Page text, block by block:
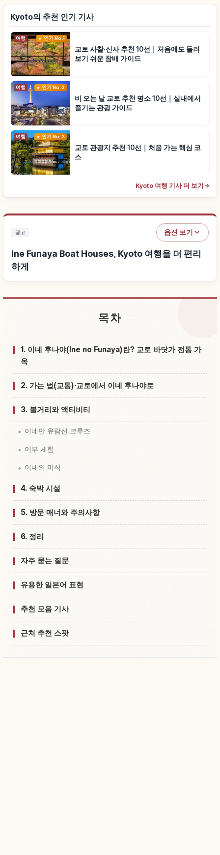
Kyoto의 추천 인기 기사
여행 인기 No.1
교토 사찰·신사 추천 10선｜처음에도 둘러
보기 쉬운 참배 가이드
여행 인기 No.2
비 오는 날 교토 추천 명소 10선｜실내에서
즐기는 관광 가이드
여행 인기 No.3
교토 관광지 추천 10선｜처음 가는 핵심 코
스
Kyoto 여행 기사 더 보기 →
광고 옵션 보기
Ine Funaya Boat Houses, Kyoto 여행을 더 편리
하게
Ine Funaya Boat Houses, Kyoto 근처 숙소 찾기
Ine Funaya Boat Houses, Kyoto 체험 찾기 ↗
목차
1. 이네 후나야(Ine no Funaya)란? 교토 바닷가 전통 가
옥
2. 가는 법(교통)·교토에서 이네 후나야로
3. 볼거리와 액티비티
이네만 유람선 크루즈
어부 체험
이네의 미식
4. 숙박 시설
5. 방문 매너와 주의사항
6. 정리
자주 묻는 질문
유용한 일본어 표현
추천 모음 기사
근처 추천 스팟